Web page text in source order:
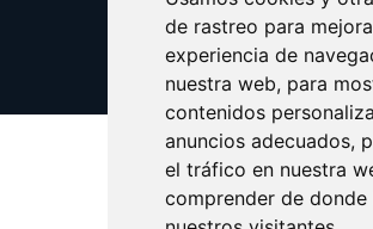
de rastreo para
experiencia de
nuestra web, para
contenidos
anuncios adecuados,
el tráfico en nuestra
comprender de donde
Update cookies
Copyright © 2025